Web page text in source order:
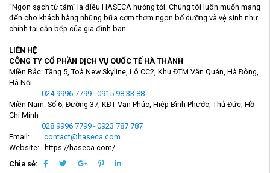
“Ngon sạch từ tâm” là điều HASECA hướng tới. Chúng tôi luôn muốn mang
đến cho khách hàng những bữa cơm thơm ngon bổ dưỡng và vệ sinh như
chính tại căn bếp của gia đình bạn.
LIÊN HỆ
CÔNG TY CỔ PHẦN DỊCH VỤ QUỐC TẾ HÀ THÀNH
Miền Bắc: Tầng 5, Toà New Skyline, Lô CC2, Khu ĐTM Văn Quán, Hà Đông,
Hà Nội
024 9996 7799 - 0915 98 33 88
Miền Nam: Số 6, Đường 37, KĐT Vạn Phúc, Hiệp Bình Phước, Thủ Đức, Hồ
Chí Minh
028 9996 7799 - 0923 787 787
Email: contact@haseca.com
Website: https://haseca.com/
Chia sẻ: